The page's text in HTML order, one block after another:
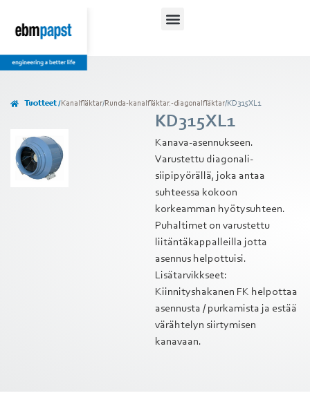
Tuotteet /Kanalfläktar/Runda-kanalfläktar.-diagonalfläktar/KD315XL1
KD315XL1
Kanava-asennukseen.
Varustettu diagonali-
siipipyörällä, joka antaa
suhteessa kokoon
korkeamman hyötysuhteen.
Puhaltimet on varustettu
liitäntäkappalleilla jotta
asennus helpottuisi.
Lisätarvikkseet:
Kiinnityshakanen FK helpottaa
asennusta / purkamista ja estää
värähtelyn siirtymisen
kanavaan.